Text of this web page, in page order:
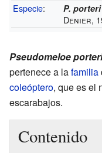
Especie: P. porteri
Denier,
Pseudomeloe porteri
pertenece a lafamilia
coleóptero, que es el
escarabajos.
Contenido